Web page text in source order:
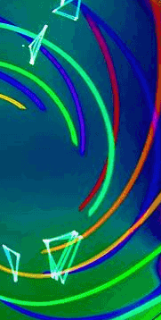
Exporter les lignes
Exporter toutes les
Exporter
Menu
<
>
Appel à
AUTRES
PASSION
PASSION
PASSION
?>
Images de la page
Cliquez pour éditer